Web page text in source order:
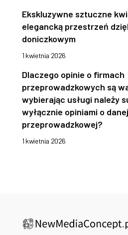
Ekskluzywne sztuczne
elegancką przestrzeń
doniczkowym
1 kwietnia 2026
Dlaczego opinie o firmach
przeprowadzkowych są
wybierając usługi należy
wyłącznie opiniami o
przeprowadzkowej?
1 kwietnia 2026